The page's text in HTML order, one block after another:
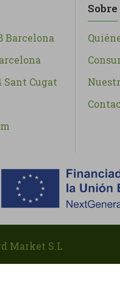
Barcelona
Sant Cugat
Market S.L